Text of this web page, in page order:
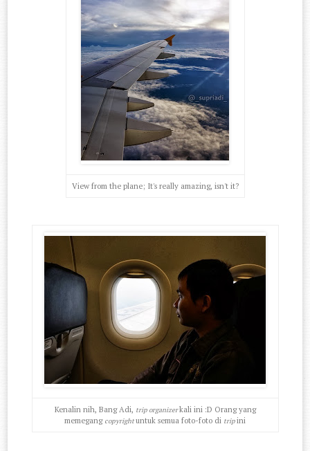
View from the plane; It's really amazing, isn't it?
Kenalin nih, Bang Adi, trip organizerkali ini :D Orang yang
memegang copyrightuntuk semua foto-foto di tripini